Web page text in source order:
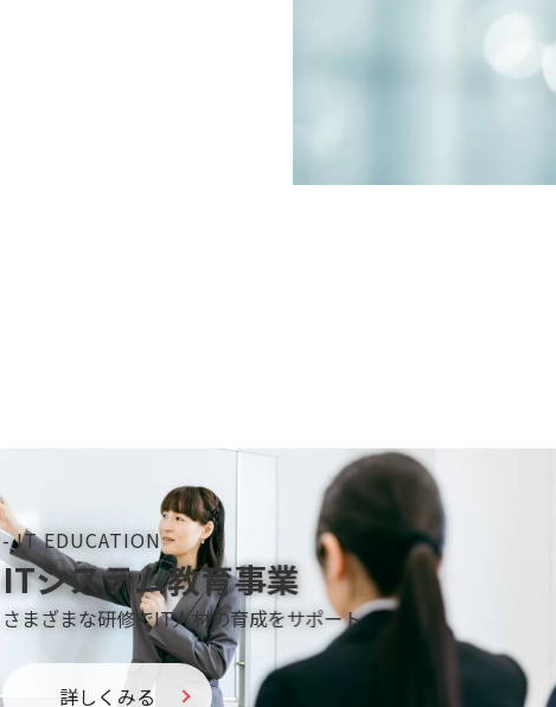
- BUSINESS PARTNER
ビジネスパートナー（代理店）事業
弊社協業先の商品（教育プロダクトなど）を販売
詳しくみる